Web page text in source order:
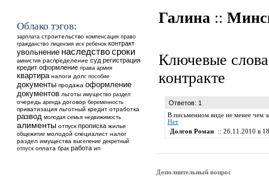
Облако тэгов:
зарплата строительство компенсация право
гражданство лицензия иск ребенок контракт
увольнение наследствосроки
амнистия распределение суд регистрация
кредит оформление права армия
квартира налоги долг пособие
документы продажа оформление
документов льготы имущество раздел
очередь аренда договор беременность
приватизация льготный кредит отработка
развод молодая семья недвижимость
алименты отпуск прописка жилье
общежитие молодой специалист налог
раздел имущества выселение декретный
отпуск оплата брак работа ип
Галина ::
Ключевые
контракте
Ответов: 1
В письменном виде не менее чем
Нет
Долгов Роман
:: 26.11.2010 в
Дополнительный вопрос